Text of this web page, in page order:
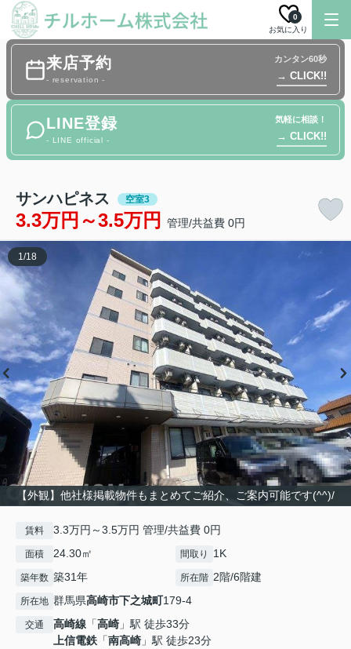
お気に入り
0
来店予約
- reservation -
カンタン60秒
→ CLICK!!
LINE登録
- LINE official -
気軽に相談！
→ CLICK!!
サンハピネス 空室3
3.3万円～3.5万円 管理/共益費 0円
【外観】他社様掲載物件もまとめてご紹介、ご案内可能です(^^)/
1/18
賃料 3.3万円～3.5万円 管理/共益費 0円
面積 24.30㎡ 間取り 1K
築年数 築31年 所在階 2階/6階建
所在地 群馬県高崎市下之城町179-4
交通 高崎線 「高崎 」駅 徒歩33分
上信電鉄 「南高崎 」駅 徒歩23分